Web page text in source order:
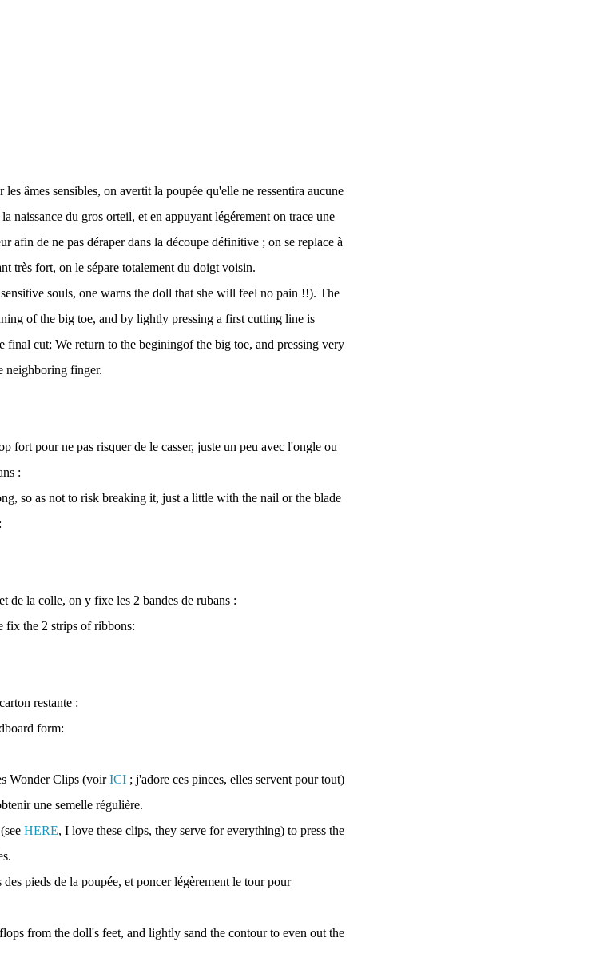
âmes sensibles, on avertit la poupée qu'elle ne ressentira aucune
naissance du gros orteil, et en appuyant légérement on trace une
afin de ne pas déraper dans la découpe définitive ; on se replace à
très fort, on le sépare totalement du doigt voisin.
souls, one warns the doll that she will feel no pain !!). The
of the big toe, and by lightly pressing a first cutting line is
final cut; We return to the beginingof the big toe, and pressing very
neighboring finger.
fort pour ne pas risquer de le casser, juste un peu avec l'ongle ou
:
so as not to risk breaking it, just a little with the nail or the blade
de la colle, on y fixe les 2 bandes de rubans :
fix the 2 strips of ribbons:
restante :
form:
Wonder Clips (voirICI ; j'adore ces pinces, elles servent pour tout)
une semelle régulière.
HERE, I love these clips, they serve for everything) to press the
pieds de la poupée, et poncer légèrement le tour pour
from the doll's feet, and lightly sand the contour to even out the